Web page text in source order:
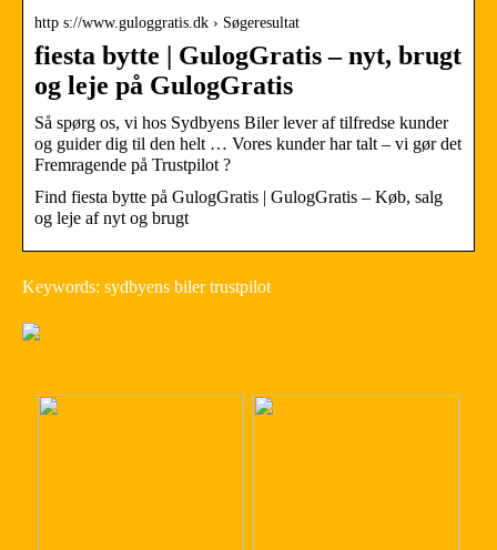
http s://www.guloggratis.dk › Søgeresultat
fiesta bytte | GulogGratis – nyt, brugt
og leje på GulogGratis
Så spørg os, vi hos Sydbyens Biler lever af tilfredse kunder
og guider dig til den helt … Vores kunder har talt – vi gør det
Fremragende på Trustpilot ?
Find fiesta bytte på GulogGratis | GulogGratis – Køb, salg
og leje af nyt og brugt
Keywords: sydbyens biler trustpilot